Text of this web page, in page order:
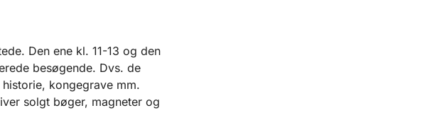
Den ene kl. 11-13 og den
besøgende. Dvs. de
kongegrave mm.
solgt bøger, magneter og